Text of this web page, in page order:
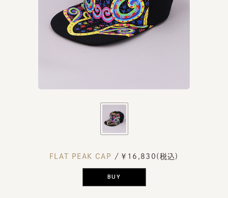
FLAT PEAK CAP / ￥16,830(税込)
BUY